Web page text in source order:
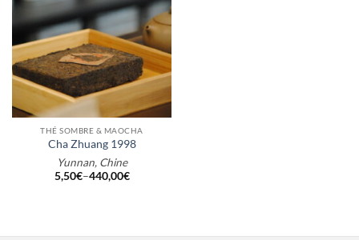
THÉ SOMBRE & MAOCHA
Cha Zhuang 1998
Yunnan, Chine
5,50€–440,00€